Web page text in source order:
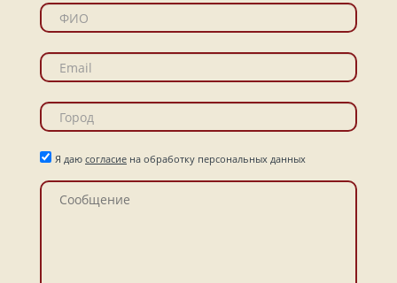
Я даю согласие на обработку персональных данных